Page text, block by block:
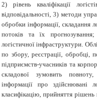
2) рівень кваліфікації
відповідальності, 3) методи
обробки інформації, складання
потоків та їх
логістичної інфраструктури.
по збору, реєстрації, обробці,
підприємств-учасників та
складової зумовить повноту,
інформації про здійснювані
класифікацію, прийняття